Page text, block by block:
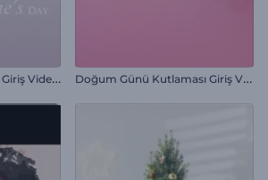
S
evgililer Günü Çiçekli Giriş Videosu D
oğum Günü Kutlaması Giriş Videosu